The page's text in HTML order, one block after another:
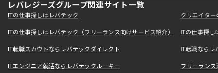
レバレジーズグループ関連サイト一覧
ITの仕事探しはレバテック クリエイタ
ITの仕事探しはレバテック（フリーランス向けサービス紹介） ITの仕事探
IT転職スカウトならレバテックダイレクト IT転職なら
ITエンジニア就活ならレバテックルーキー フリーラン